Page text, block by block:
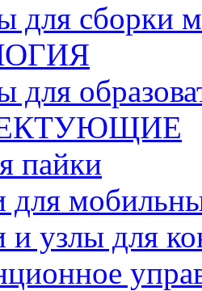
для сборки
для
пайки
для
и узлы для